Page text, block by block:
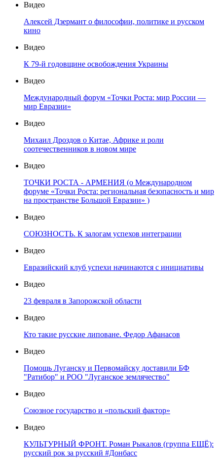
Видео
Алексей Дзермант о философии, политике и русском
кино
Видео
К 79-й годовщине освобождения Украины
Видео
Международный форум «Точки Роста: мир России —
мир Евразии»
Видео
Михаил Дроздов о Китае, Африке и роли
соотечественников в новом мире
Видео
ТОЧКИ РОСТА - АРМЕНИЯ (о Международном
форуме «Точки Роста: региональная безопасность и мир
на пространстве Большой Евразии» )
Видео
СОЮЗНОСТЬ. К залогам успехов интеграции
Видео
Евразийский клуб успехи начинаются с инициативы
Видео
23 февраля в Запорожской области
Видео
Кто такие русские липоване. Федор Афанасов
Видео
Помощь Луганску и Первомайску доставили БФ
"Ратибор" и РОО "Луганское землячество"
Видео
Союзное государство и «польский фактор»
Видео
КУЛЬТУРНЫЙ ФРОНТ. Роман Рыкалов (группа ЕЩЁ):
русский рок за русский #Донбасс